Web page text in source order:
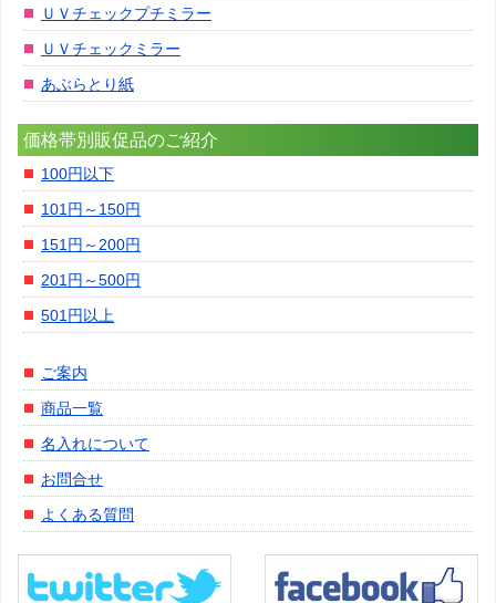
ＵＶチェックプチミラー
ＵＶチェックミラー
あぶらとり紙
価格帯別販促品のご紹介
100円以下
101円～150円
151円～200円
201円～500円
501円以上
ご案内
商品一覧
名入れについて
お問合せ
よくある質問